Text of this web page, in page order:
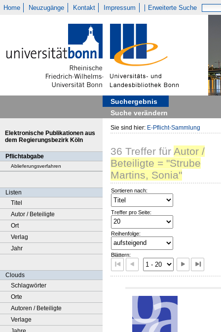
Home Neuzugänge Kontakt Impressum Erweiterte Suche
Suchergebnis
Suche verändern
Elektronische Publikationen aus
dem Regierungsbezirk Köln
Pflichtabgabe
Ablieferungsverfahren
Listen
Titel
Autor / Beteiligte
Ort
Verlag
Jahr
Clouds
Schlagwörter
Orte
Autoren / Beteiligte
Verlage
Sie sind hier: E-Pflicht-Sammlung
36 Treffer für Autor /
Beteiligte = "Strube
Martins, Sonia"
Sortieren nach:
Treffer pro Seite:
Reihenfolge:
Blättern: